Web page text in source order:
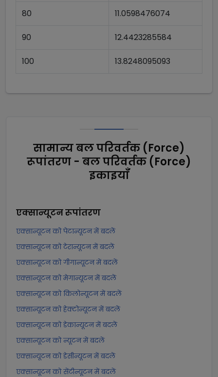
80 11.0598476074
90 12.4423285584
100 13.8248095093
सामान्य बल परिवर्तक (Force)
रूपांतरण - बल परिवर्तक (Force)
इकाइयाँ
एक्सान्यूटनरूपांतरण
एक्सान्यूटन को पेटान्यूटन में बदलें
एक्सान्यूटन को टेरान्यूटन में बदलें
एक्सान्यूटन को गीगान्यूटन में बदलें
एक्सान्यूटन को मेगान्यूटन में बदलें
एक्सान्यूटन को किलोन्यूटन में बदलें
एक्सान्यूटन को हेक्टोन्यूटन में बदलें
एक्सान्यूटन को डेकान्यूटन में बदलें
एक्सान्यूटन को न्यूटन में बदलें
एक्सान्यूटन को डेसीन्यूटन में बदलें
एक्सान्यूटन को सेंटीन्यूटन में बदलें